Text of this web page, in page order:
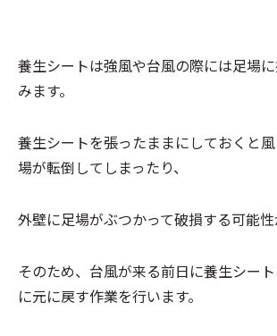
養生シートは強風や台風の際には足場
みます。
養生シートを張ったままにしておくと
場が転倒してしまったり、
外壁に足場がぶつかって破損する可能性
そのため、台風が来る前日に養生シー
に元に戻す作業を行います。